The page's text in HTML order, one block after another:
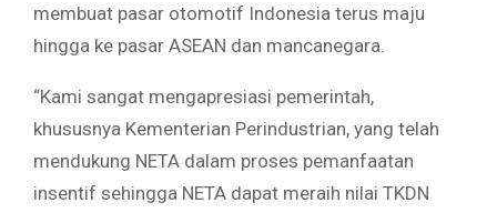
membuat pasar otomotif Indonesia terus maju
hingga ke pasar ASEAN dan mancanegara.
“Kami sangat mengapresiasi pemerintah,
khususnya Kementerian Perindustrian, yang telah
mendukung NETA dalam proses pemanfaatan
insentif sehingga NETA dapat meraih nilai TKDN